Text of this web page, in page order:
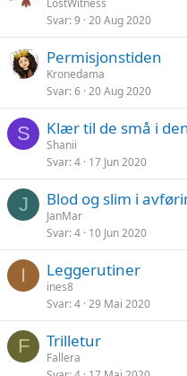
LostWitness
Svar 9 20 Aug 2020
Permisjonstiden
Kronedama
Svar 6 20 Aug 2020
S Klær til de små i
Shanii
Svar 4 17 Jun 2020
J Blod og slim i
JanMar
Svar 4 10 Jun 2020
I Leggerutiner
ines8
Svar 4 29 Mai 2020
F Trilletur
Fallera